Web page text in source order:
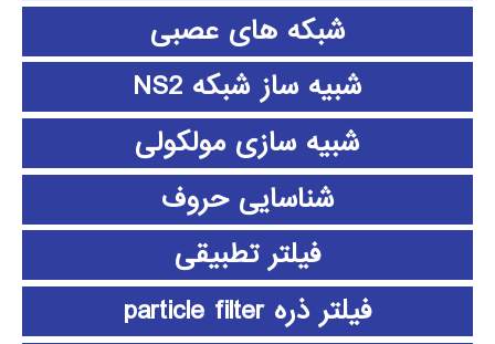
شبکه های عصبی
شبیه ساز شبکه NS2
شبیه سازی مولکولی
شناسایی حروف
فیلتر تطبیقی
فیلتر ذره particle filter